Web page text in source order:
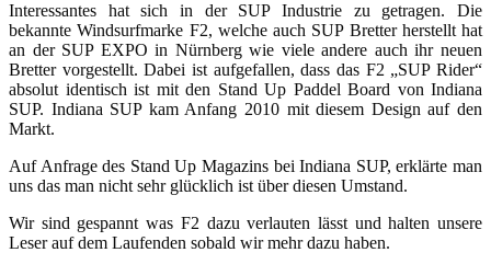
Interessantes hat sich in der SUP Industrie zu getragen. Die
bekannte Windsurfmarke F2, welche auch SUP Bretter herstellt hat
an der SUP EXPO in Nürnberg wie viele andere auch ihr neuen
Bretter vorgestellt. Dabei ist aufgefallen, dass das F2 „SUP Rider“
absolut identisch ist mit den Stand Up Paddel Board von Indiana
SUP. Indiana SUP kam Anfang 2010 mit diesem Design auf den
Markt.
Auf Anfrage des Stand Up Magazins bei Indiana SUP, erklärte man
uns das man nicht sehr glücklich ist über diesen Umstand.
Wir sind gespannt was F2 dazu verlauten lässt und halten unsere
Leser auf dem Laufenden sobald wir mehr dazu haben.